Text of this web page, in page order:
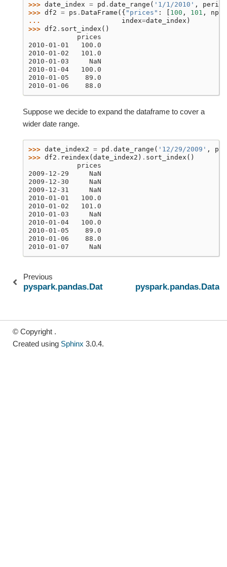
>>> date_index = pd . date_range ( '1/1/2010' ,
>>> df2 = ps . DataFrame ({ "prices" : 100 , 101 , np
...
index=date_index )
>>> df2 . sort_index ()
            prices
2010-01-01   100.0
2010-01-02   101.0
2010-01-03     NaN
2010-01-04   100.0
2010-01-05    89.0
2010-01-06    88.0
Suppose we decide to expand the dataframe to cover a
wider date range.
>>> date_index2 = pd . date_range ( '12/29/2009' ,
>>> df2 . reindex ( date_index2 ) . sort_index ()
            prices
2009-12-29     NaN
2009-12-30     NaN
2009-12-31     NaN
2010-01-01   100.0
2010-01-02   101.0
2010-01-03     NaN
2010-01-04   100.0
2010-01-05    89.0
2010-01-06    88.0
2010-01-07     NaN
Previous
pyspark.pandas.DataFrame.last
© Copyright .
Created using Sphinx 3.0.4.